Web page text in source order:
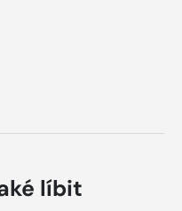
líbit